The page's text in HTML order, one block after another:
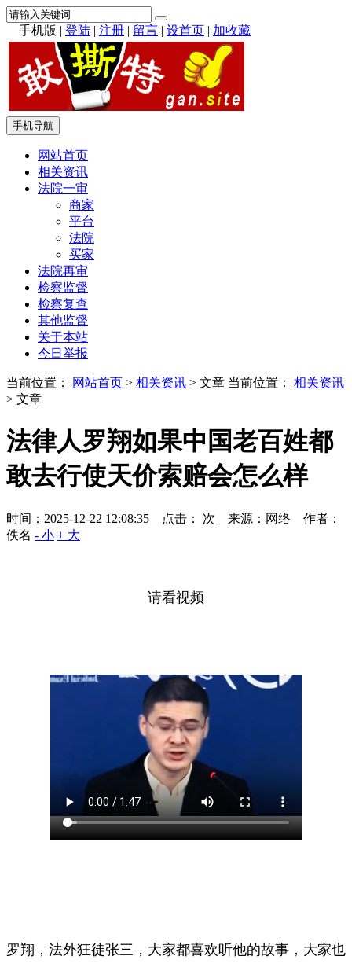
手机版 | 登陆 | 注册 | 留言 | 设首页 | 加收藏
手机导航
网站首页
相关资讯
法院一审
商家
平台
法院
买家
法院再审
检察监督
检察复查
其他监督
关于本站
今日举报
当前位置： 网站首页 > 相关资讯 > 文章 当前位置： 相关资讯
> 文章
法律人罗翔如果中国老百姓都
敢去行使天价索赔会怎么样
时间：2025-12-22 12:08:35 点击： 次 来源：网络 作者：
佚名 - 小 + 大
请看视频
罗翔，法外狂徒张三，大家都喜欢听他的故事，大家也